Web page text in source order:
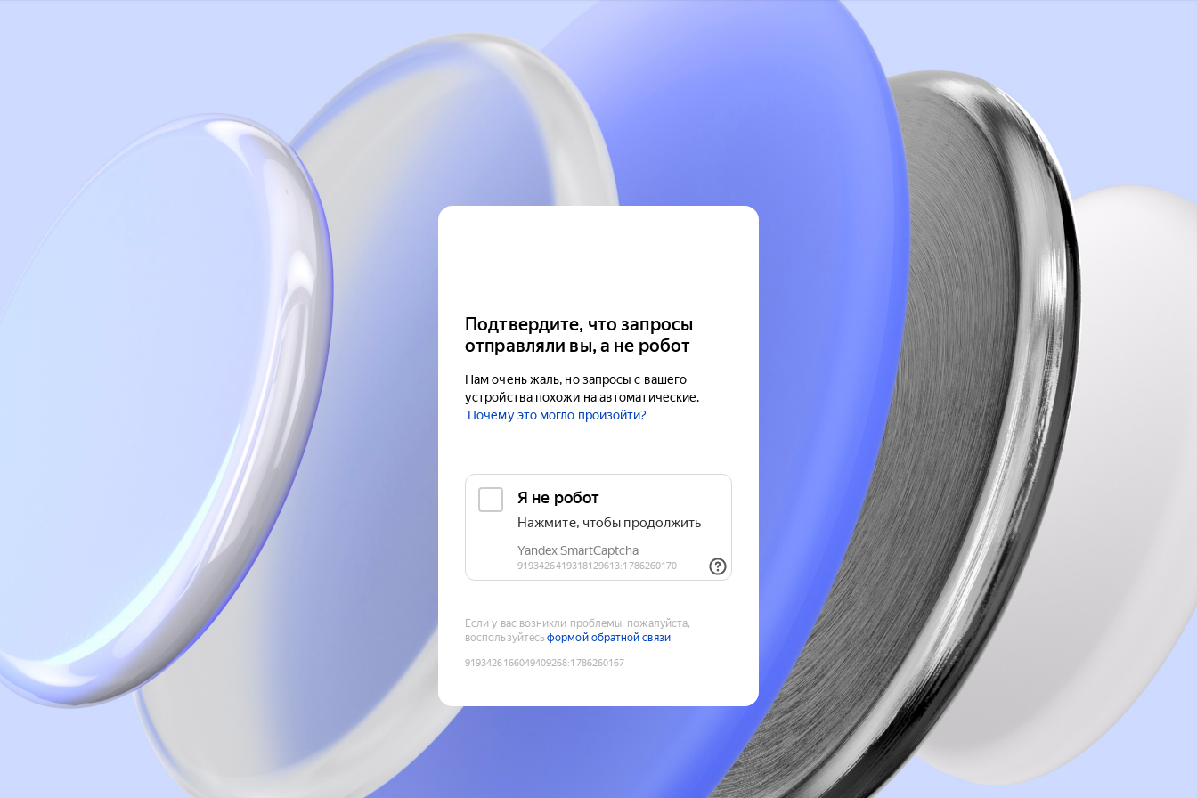
Подтвердите, что запросы
отправляли вы, а не робот
Нам очень жаль, но запросы с вашего
устройства похожи на автоматические.
Почему это могло произойти?
Если у вас возникли проблемы, пожалуйста,
воспользуйтесьформой обратной связи
9193426166049409268:1786260167